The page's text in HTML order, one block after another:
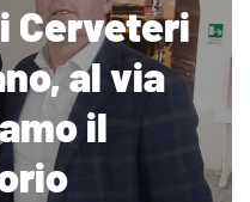
Cerveteri
al via
il